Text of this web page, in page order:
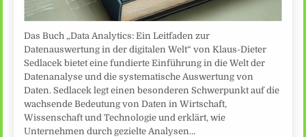
Das Buch „Data Analytics: Ein Leitfaden zur
Datenauswertung in der digitalen Welt“ von Klaus-Dieter
Sedlacek bietet eine fundierte Einführung in die Welt der
Datenanalyse und die systematische Auswertung von
Daten. Sedlacek legt einen besonderen Schwerpunkt auf die
wachsende Bedeutung von Daten in Wirtschaft,
Wissenschaft und Technologie und erklärt, wie
Unternehmen durch gezielte Analysen…